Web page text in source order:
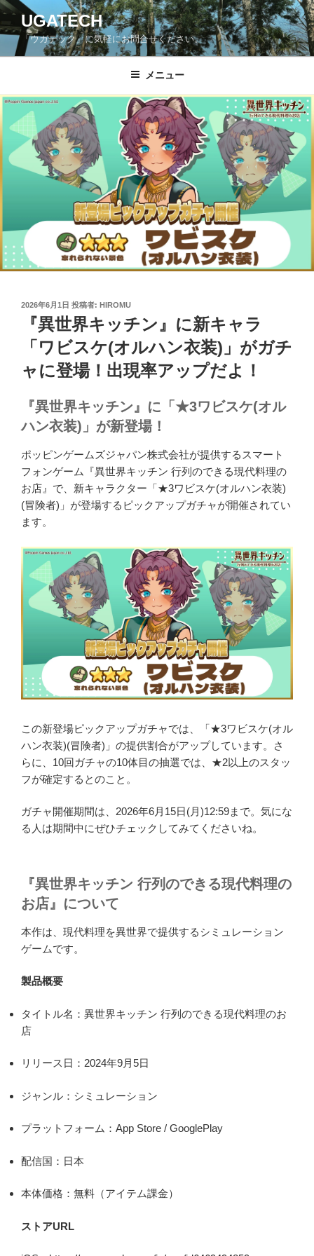
コ
ン
ン
キ
プ
UGATECH
「ウガテック」に気軽にお問合せください。
メニュー
投
2026年6月1日 投稿者: HIROMU
『異世界キッチン』に新キャラ
「ワビスケ(オルハン衣装)」がガチ
ャに登場！出現率アップだよ！
『異世界キッチン』に「★3ワビスケ(オル
ハン衣装)」が新登場！
ポッピンゲームズジャパン株式会社が提供するスマート
フォンゲーム『異世界キッチン 行列のできる現代料理の
お店』で、新キャラクター「★3ワビスケ(オルハン衣装)
(冒険者)」が登場するピックアップガチャが開催されてい
ます。
この新登場ピックアップガチャでは、「★3ワビスケ(オル
ハン衣装)(冒険者)」の提供割合がアップしています。さ
らに、10回ガチャの10体目の抽選では、★2以上のスタッ
フが確定するとのこと。
ガチャ開催期間は、2026年6月15日(月)12:59まで。気にな
る人は期間中にぜひチェックしてみてくださいね。
『異世界キッチン 行列のできる現代料理の
お店』について
本作は、現代料理を異世界で提供するシミュレーション
ゲームです。
製品概要
タイトル名：異世界キッチン 行列のできる現代料理のお
店
リリース日：2024年9月5日
ジャンル：シミュレーション
プラットフォーム：App Store / GooglePlay
配信国：日本
本体価格：無料（アイテム課金）
ストアURL